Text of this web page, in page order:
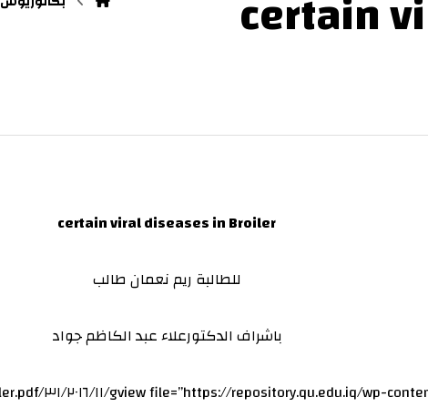
certain viral diseases in Broiler
للطالبة ريم نعمان طالب
باشراف الدكتورعلاء عبد الكاظم جواد